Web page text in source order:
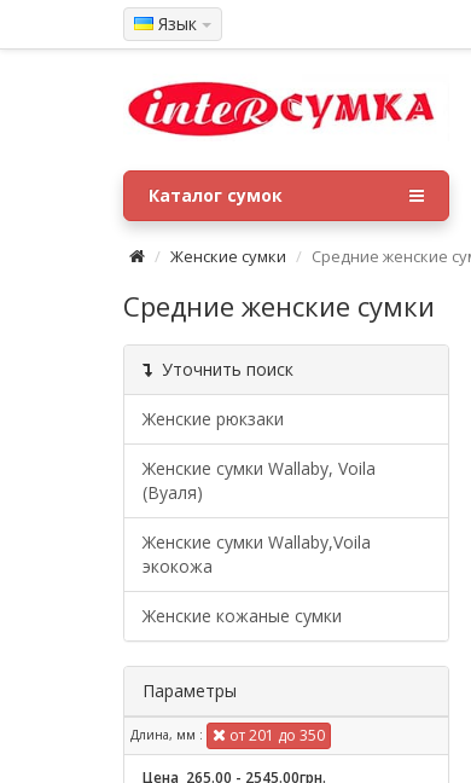
Язык
Каталог сумок
Женские сумки Средние женские
Средние женские сумки
Уточнить поиск
Женские рюкзаки
Женские сумки Wallaby, Voila
(Вуаля)
Женские сумки Wallaby,Voila
экокожа
Женские кожаные сумки
Параметры
Длина, мм : от 201 до 350
Цена 265.00 - 2545.00грн.